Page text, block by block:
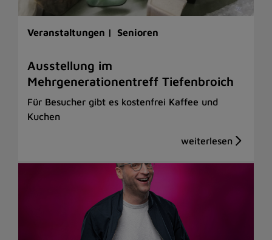
Veranstaltungen | Senioren
Ausstellung im
Mehrgenerationentreff Tiefenbroich
Für Besucher gibt es kostenfrei Kaffee und
Kuchen